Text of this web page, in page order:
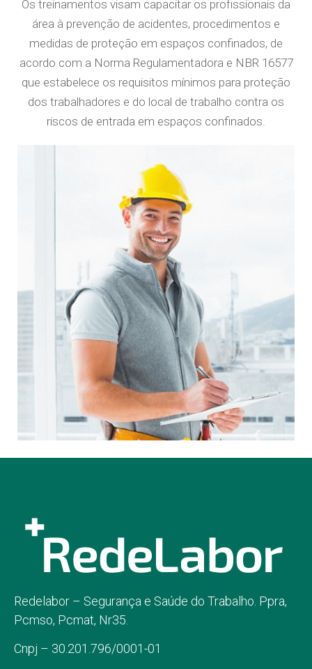
Os treinamentos visam capacitar os profissionais da
área à prevenção de acidentes, procedimentos e
medidas de proteção em espaços confinados, de
acordo com a Norma Regulamentadora e NBR 16577
que estabelece os requisitos mínimos para proteção
dos trabalhadores e do local de trabalho contra os
riscos de entrada em espaços confinados.
Redelabor – Segurança e Saúde do Trabalho. Ppra,
Pcmso, Pcmat, Nr35.
Cnpj – 30.201.796/0001-01